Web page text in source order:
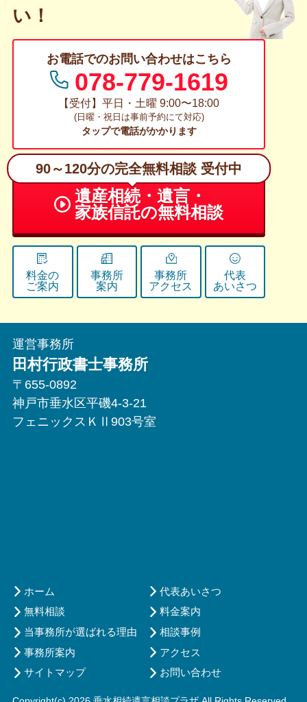
い！
お電話でのお問い合わせはこちら
078-779-1619
【受付】平日・土曜 9:00〜18:00
(日曜・祝日は事前予約にて対応)
タップで電話がかかります
90～120分の完全無料相談 受付中
遺産相続・遺言・
家族信託の無料相談
料金の
ご案内
事務所
案内
事務所
アクセス
代表
あいさつ
運営事務所
田村行政書士事務所
〒655-0892
神戸市垂水区平磯4-3-21
フェニックスＫⅡ903号室
ホーム
代表あいさつ
無料相談
料金案内
当事務所が選ばれる理由
相談事例
事務所案内
アクセス
サイトマップ
お問い合わせ